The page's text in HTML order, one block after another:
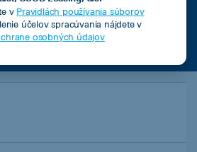
v Pravidlách používania súborov
účelov spracúvania nájdete v
osobných údajov